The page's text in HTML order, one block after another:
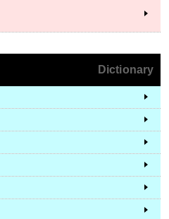
Dictionary